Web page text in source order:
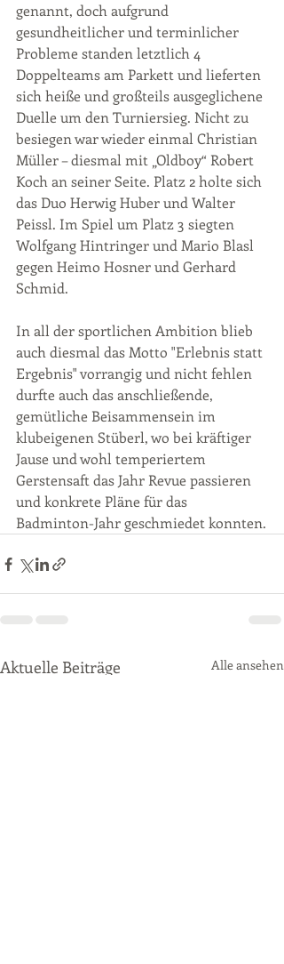
genannt, doch aufgrund
gesundheitlicher und terminlicher
Probleme standen letztlich 4
Doppelteams am Parkett und lieferten
sich heiße und großteils ausgeglichene
Duelle um den Turniersieg. Nicht zu
besiegen war wieder einmal Christian
Müller – diesmal mit „Oldboy“ Robert
Koch an seiner Seite. Platz 2 holte sich
das Duo Herwig Huber und Walter
Peissl. Im Spiel um Platz 3 siegten
Wolfgang Hintringer und Mario Blasl
gegen Heimo Hosner und Gerhard
Schmid.
In all der sportlichen Ambition blieb
auch diesmal das Motto "Erlebnis statt
Ergebnis" vorrangig und nicht fehlen
durfte auch das anschließende,
gemütliche Beisammensein im
klubeigenen Stüberl, wo bei kräftiger
Jause und wohl temperiertem
Gerstensaft das Jahr Revue passieren
und konkrete Pläne für das
Badminton-Jahr geschmiedet konnten.
Aktuelle Beiträge Alle ansehen